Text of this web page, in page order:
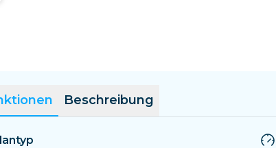
Beschreibung